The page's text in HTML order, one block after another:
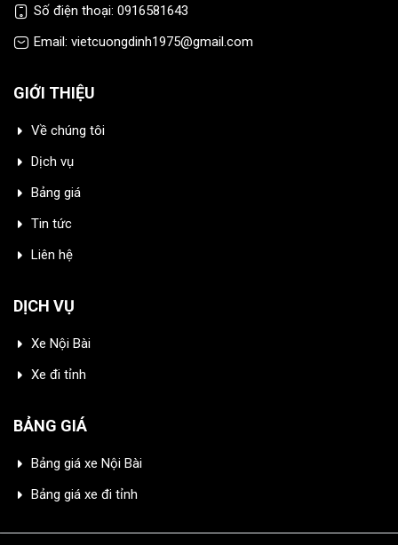
Số điện thoại: 0916581643
Email: vietcuongdinh1975@gmail.com
GIỚI THIỆU
Về chúng tôi
Dịch vụ
Bảng giá
Tin tức
Liên hệ
DỊCH VỤ
Xe Nội Bài
Xe đi tỉnh
BẢNG GIÁ
Bảng giá xe Nội Bài
Bảng giá xe đi tỉnh